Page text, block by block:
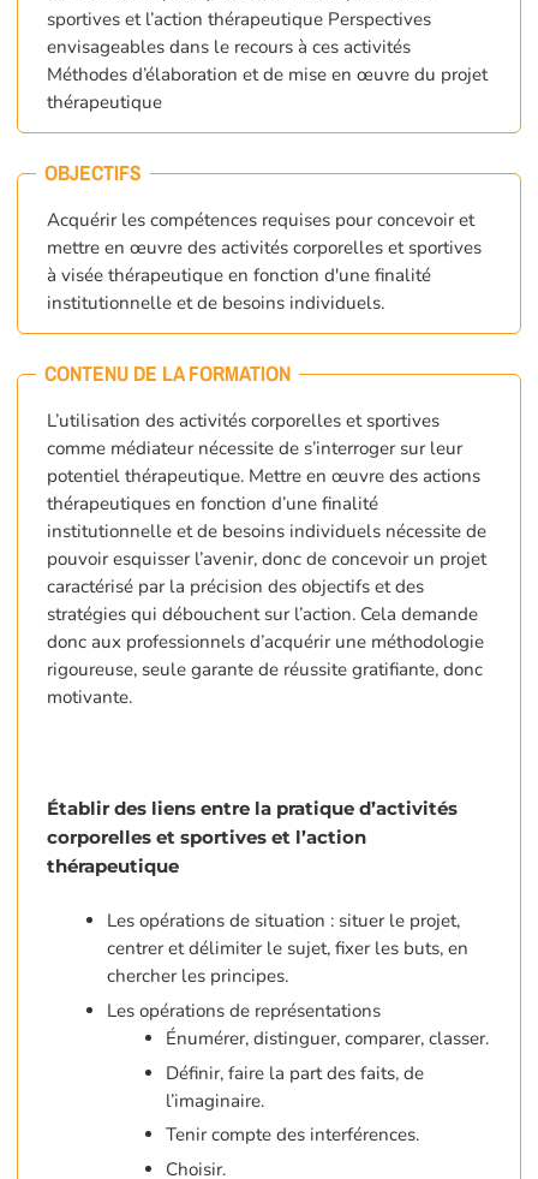
sportives et l’action thérapeutique Perspectives
envisageables dans le recours à ces activités
Méthodes d’élaboration et de mise en œuvre du projet
thérapeutique
OBJECTIFS
Acquérir les compétences requises pour concevoir et
mettre en œuvre des activités corporelles et sportives
à visée thérapeutique en fonction d'une finalité
institutionnelle et de besoins individuels.
CONTENU DE LA FORMATION
L’utilisation des activités corporelles et sportives
comme médiateur nécessite de s’interroger sur leur
potentiel thérapeutique. Mettre en œuvre des actions
thérapeutiques en fonction d’une finalité
institutionnelle et de besoins individuels nécessite de
pouvoir esquisser l’avenir, donc de concevoir un projet
caractérisé par la précision des objectifs et des
stratégies qui débouchent sur l’action. Cela demande
donc aux professionnels d’acquérir une méthodologie
rigoureuse, seule garante de réussite gratifiante, donc
motivante.
Établir des liens entre la pratique d’activités
corporelles et sportives et l’action
thérapeutique
Les opérations de situation : situer le projet,
centrer et délimiter le sujet, fixer les buts, en
chercher les principes.
Les opérations de représentations
Énumérer, distinguer, comparer, classer.
Définir, faire la part des faits, de
l’imaginaire.
Tenir compte des interférences.
Choisir.